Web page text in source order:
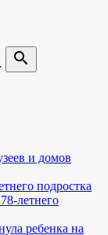
search
и домов
подростка
летнего
ребенка на